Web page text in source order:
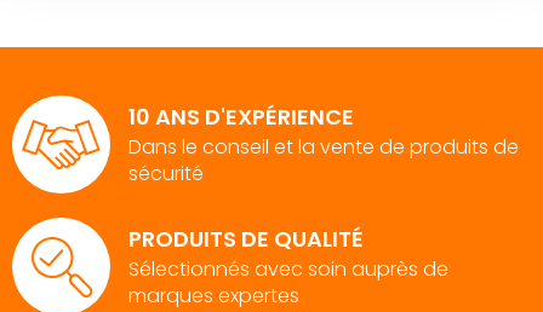
10 ANS D'EXPÉRIENCE
Dans le conseil et la vente de produits de
sécurité
PRODUITS DE QUALITÉ
Sélectionnés avec soin auprès de
marques expertes